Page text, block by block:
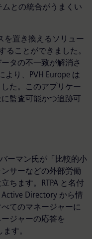
ムとの統合がうまくい
を置き換えるソリュー
ることができました。
タの不一致が解消さ
より、PVH Europe は
た。このアプリケー
監査可能かつ追跡可
ーマン氏が「比較的小
サーなどの外部労働
ちます。RTPA と名付
Directory から情
てのマネージャーに
ジャーの応答を
す。